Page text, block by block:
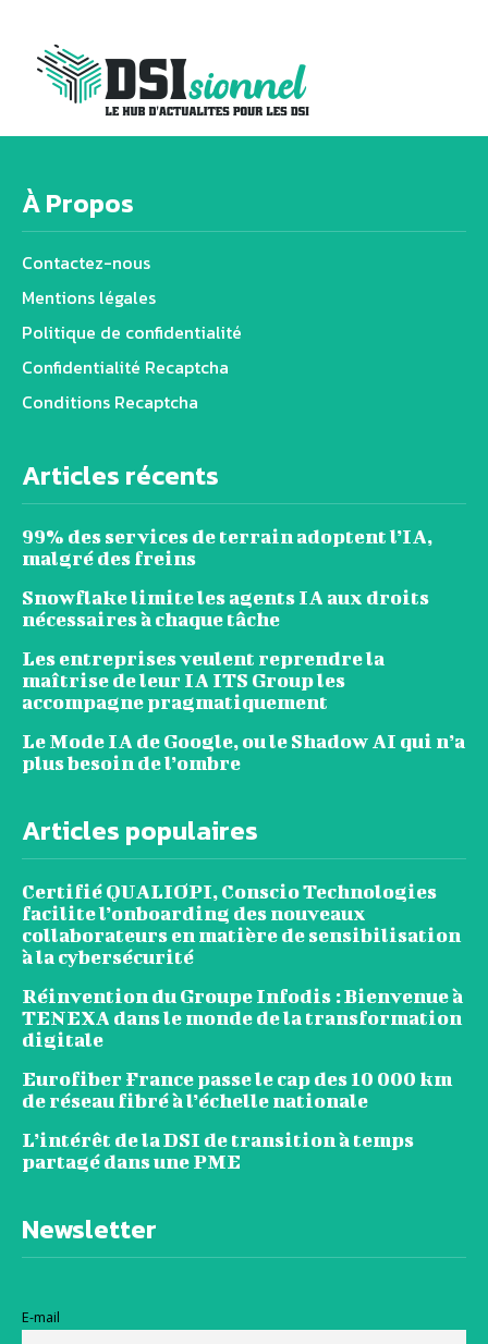
À Propos
Contactez-nous
Mentions légales
Politique de confidentialité
Confidentialité Recaptcha
Conditions Recaptcha
Articles récents
99% des services de terrain adoptent l’IA,
malgré des freins
Snowflake limite les agents IA aux droits
nécessaires à chaque tâche
Les entreprises veulent reprendre la
maîtrise de leur IA ITS Group les
accompagne pragmatiquement
Le Mode IA de Google, ou le Shadow AI qui n’a
plus besoin de l’ombre
Articles populaires
Certifié QUALIOPI, Conscio Technologies
facilite l’onboarding des nouveaux
collaborateurs en matière de sensibilisation
à la cybersécurité
Réinvention du Groupe Infodis : Bienvenue à
TENEXA dans le monde de la transformation
digitale
Eurofiber France passe le cap des 10 000 km
de réseau fibré à l’échelle nationale
L’intérêt de la DSI de transition à temps
partagé dans une PME
Newsletter
E-mail